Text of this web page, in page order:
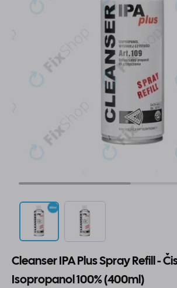
Cleanser IPA Plus Spray Refill -
Isopropanol 100% (400ml)